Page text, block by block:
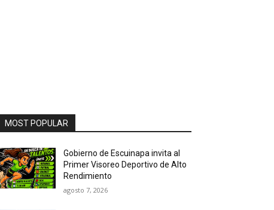
MOST POPULAR
Gobierno de Escuinapa invita al
Primer Visoreo Deportivo de Alto
Rendimiento
agosto 7, 2026